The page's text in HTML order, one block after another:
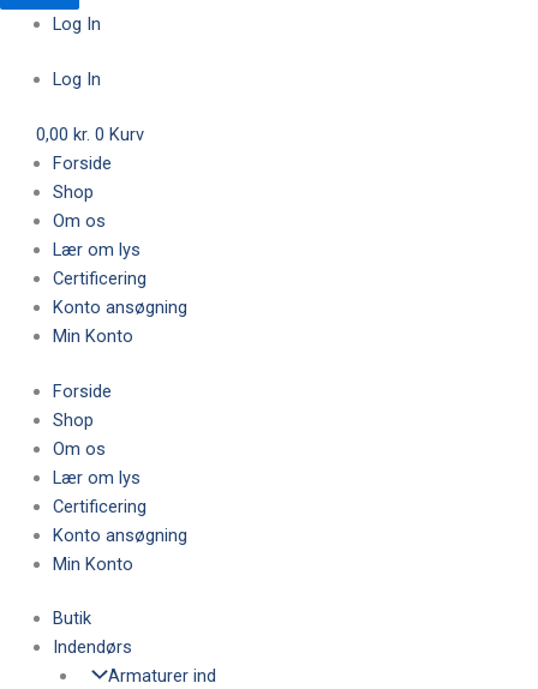
Log In
Log In
0,00 kr. 0 Kurv
Forside
Shop
Om os
Lær om lys
Certificering
Konto ansøgning
Min Konto
Forside
Shop
Om os
Lær om lys
Certificering
Konto ansøgning
Min Konto
Butik
Indendørs
Armaturer ind